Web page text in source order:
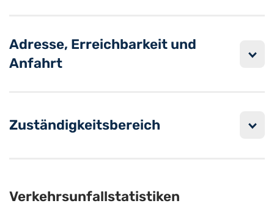
Adresse, Erreichbarkeit und
Anfahrt
Zuständigkeitsbereich
Verkehrsunfallstatistiken